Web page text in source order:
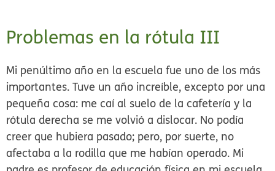
Problemas en la rótula III
Mi penúltimo año en la escuela fue uno de los más
importantes. Tuve un año increíble, excepto por una
pequeña cosa: me caí al suelo de la cafetería y la
rótula derecha se me volvió a dislocar. No podía
creer que hubiera pasado; pero, por suerte, no
afectaba a la rodilla que me habían operado. Mi